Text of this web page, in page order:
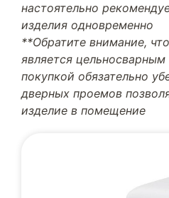
настоятельно
изделия одновременно
**Обратите внимание,
является
покупкой обязательно
дверных проемов
изделие в помещение